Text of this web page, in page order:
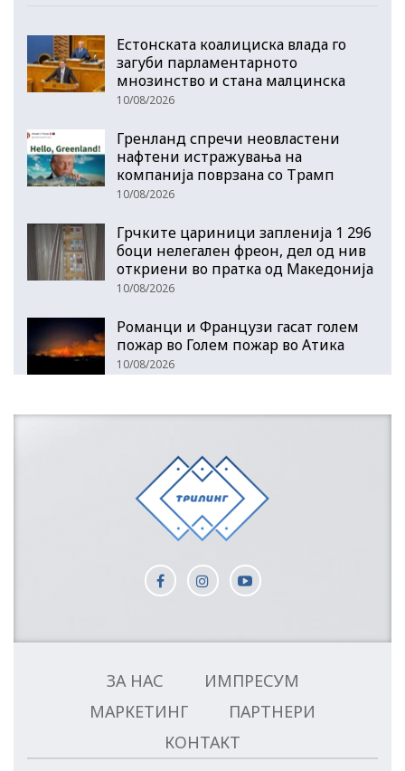
Естонската коалициска влада го
загуби парламентарното
мнозинство и стана малцинска
10/08/2026
Гренланд спречи неовластени
нафтени истражувања на
компанија поврзана со Трамп
10/08/2026
Грчките цариници запленија 1 296
боци нелегален фреон, дел од нив
откриени во пратка од Македонија
10/08/2026
Романци и Французи гасат голем
пожар во Голем пожар во Атика
10/08/2026
ЗА НАС
ИМПРЕСУМ
МАРКЕТИНГ
ПАРТНЕРИ
КОНТАКТ